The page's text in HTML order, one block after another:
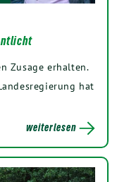
Zusage erhalten.
hat
weiterlesen